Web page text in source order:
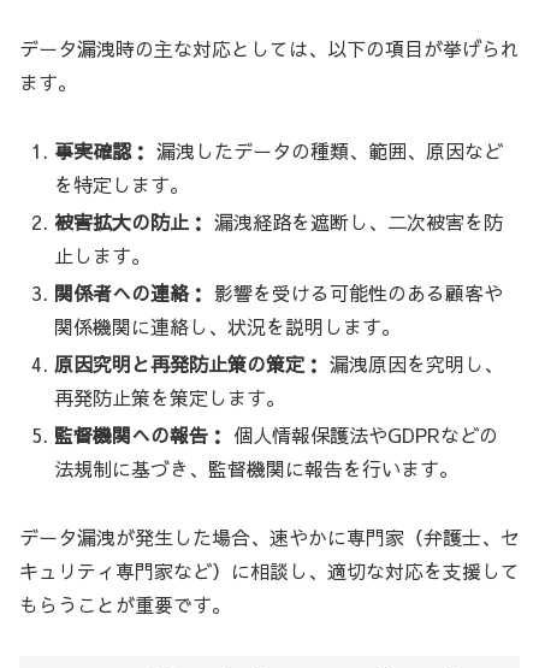
データ漏洩時の主な対応としては、以下の項目が挙げられ
ます。
事実確認： 漏洩したデータの種類、範囲、原因など
を特定します。
被害拡大の防止： 漏洩経路を遮断し、二次被害を防
止します。
関係者への連絡： 影響を受ける可能性のある顧客や
関係機関に連絡し、状況を説明します。
原因究明と再発防止策の策定： 漏洩原因を究明し、
再発防止策を策定します。
監督機関への報告： 個人情報保護法やGDPRなどの
法規制に基づき、監督機関に報告を行います。
データ漏洩が発生した場合、速やかに専門家（弁護士、セ
キュリティ専門家など）に相談し、適切な対応を支援して
もらうことが重要です。